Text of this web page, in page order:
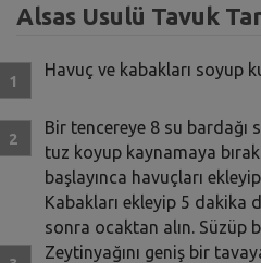
Alsas Usulü Tavuk
Havuç ve kabakları soyup
Bir tencereye 8 su bardağı
tuz koyup kaynamaya
başlayınca havuçları
Kabakları ekleyip 5 dakika
sonra ocaktan alın. Süzüp
Zeytinyağını geniş bir